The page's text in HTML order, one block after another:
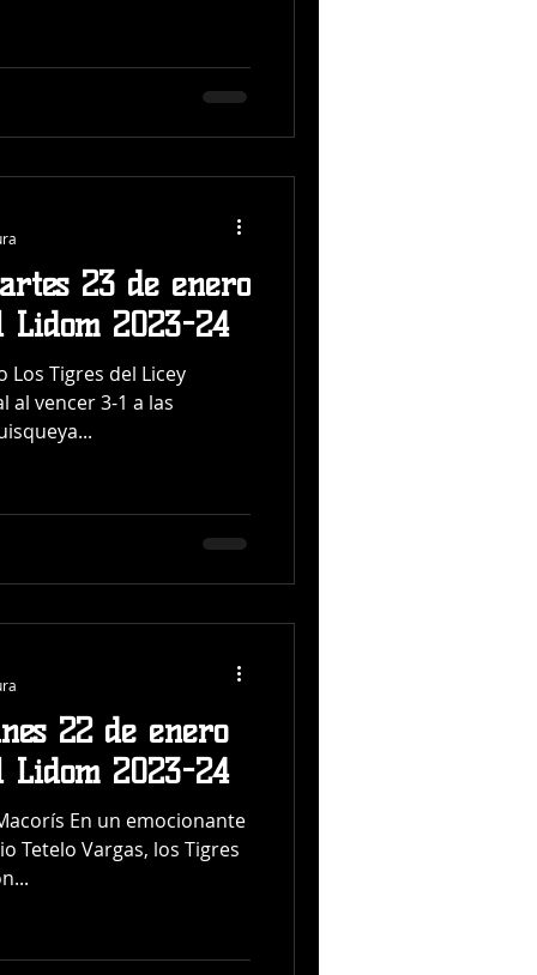
23 de enero
2023-24
Los Tigres del Licey
vencer 3-1 a las
22 de enero
2023-24
En un emocionante
Tetelo Vargas, los Tigres